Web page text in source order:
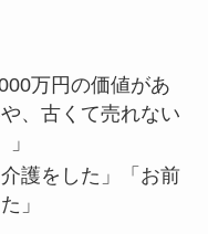
万円の価値があ
、古くて売れない
介護をした」「お前
」